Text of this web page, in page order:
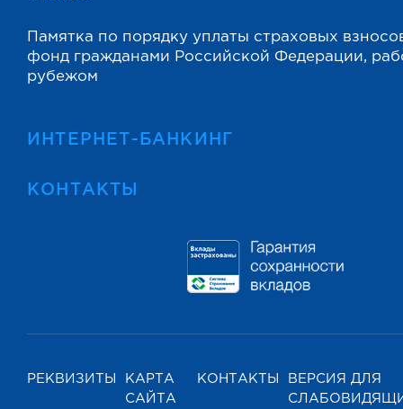
Памятка по порядку уплаты страховых
фонд гражданами Российской Федерации,
рубежом
ИНТЕРНЕТ-БАНКИНГ
КОНТАКТЫ
РЕКВИЗИТЫ
КАРТА
САЙТА
КОНТАКТЫ
ВЕРСИЯ ДЛЯ